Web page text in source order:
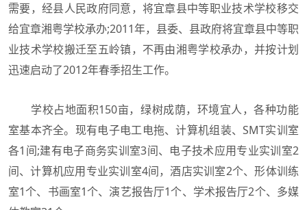
需要，经县人民政府同意，将宜章县中等职业技术学校移交
给宜章湘粤学校承办;2011年，县委、县政府将宜章县中等职
业技术学校搬迁至五岭镇，不再由湘粤学校承办，并按计划
迅速启动了2012年春季招生工作。
学校占地面积150亩，绿树成荫，环境宜人，各种功能
室基本齐全。现有电子电工电拖、计算机组装、SMT实训室
各1间;建有电子商务实训室3间、电子技术应用专业实训室2
间、计算机应用专业实训室4间，酒店实训室2个、形体训练
室1个、书画室1个、演艺报告厅1个、学术报告厅2个、多媒